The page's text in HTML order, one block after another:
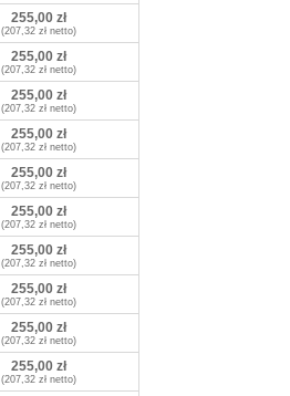
255,00 zł
(207,32 zł netto)
255,00 zł
(207,32 zł netto)
255,00 zł
(207,32 zł netto)
255,00 zł
(207,32 zł netto)
255,00 zł
(207,32 zł netto)
255,00 zł
(207,32 zł netto)
255,00 zł
(207,32 zł netto)
255,00 zł
(207,32 zł netto)
255,00 zł
(207,32 zł netto)
255,00 zł
(207,32 zł netto)